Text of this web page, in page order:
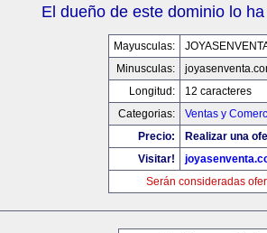
El dueño de este dominio lo
Mayusculas:
Minusculas:
Longitud:
12 caracteres
Categorias:
Ventas y
Precio:
Realizar una
Visitar!
Serán consideradas